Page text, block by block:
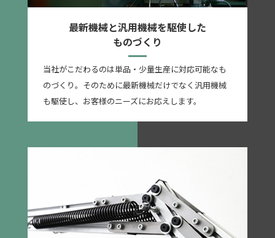
最新機械と汎用機械を駆使した
ものづくり
当社がこだわるのは単品・少量生産に対応可能なも
のづくり。そのために最新機械だけでなく汎用機械
も駆使し、お客様のニーズにお応えします。